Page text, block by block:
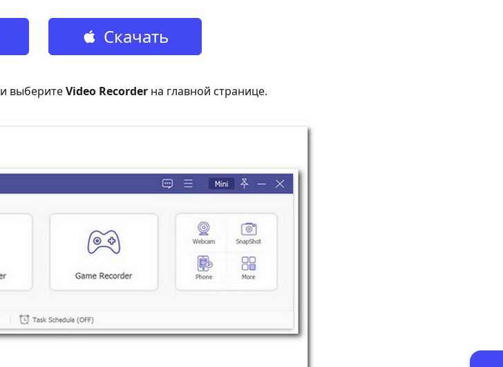
Скачать
выберитеVideo Recorder на главной странице.